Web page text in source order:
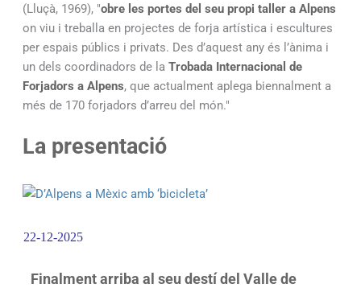
(Lluçà, 1969), "obre les portes del seu propi taller a Alpens
on viu i treballa en projectes de forja artística i escultures
per espais públics i privats. Des d’aquest any és l’ànima i
un dels coordinadors de la Trobada Internacional de
Forjadors a Alpens, que actualment aplega biennalment a
més de 170 forjadors d’arreu del món."
La presentació
22-12-2025
Finalment arriba al seu destí del Valle de